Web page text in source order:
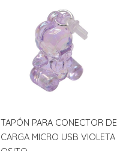
TAPÓN PARA CONECTOR DE
CARGA MICRO USB VIOLETA